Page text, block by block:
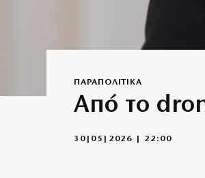
ΠΑΡΑΠΟΛΙΤΙΚΑ
Από το
30|05|2026 | 22:00